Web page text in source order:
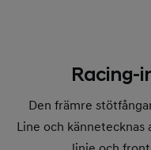
Racing-
Den främre
Line och kännetecknas